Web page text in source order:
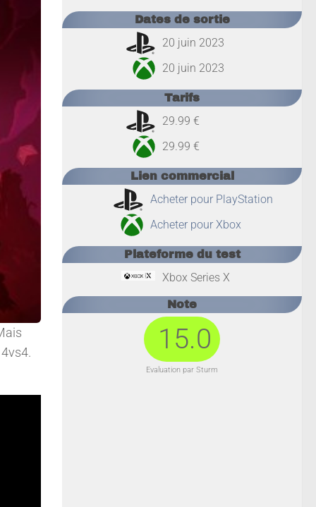
Dates de sortie
20 juin 2023
20 juin 2023
Tarifs
29.99 €
29.99 €
Lien commercial
Acheter pour PlayStation
Acheter pour Xbox
Plateforme du test
Xbox Series X
Note
15.0
Evaluation par Sturm